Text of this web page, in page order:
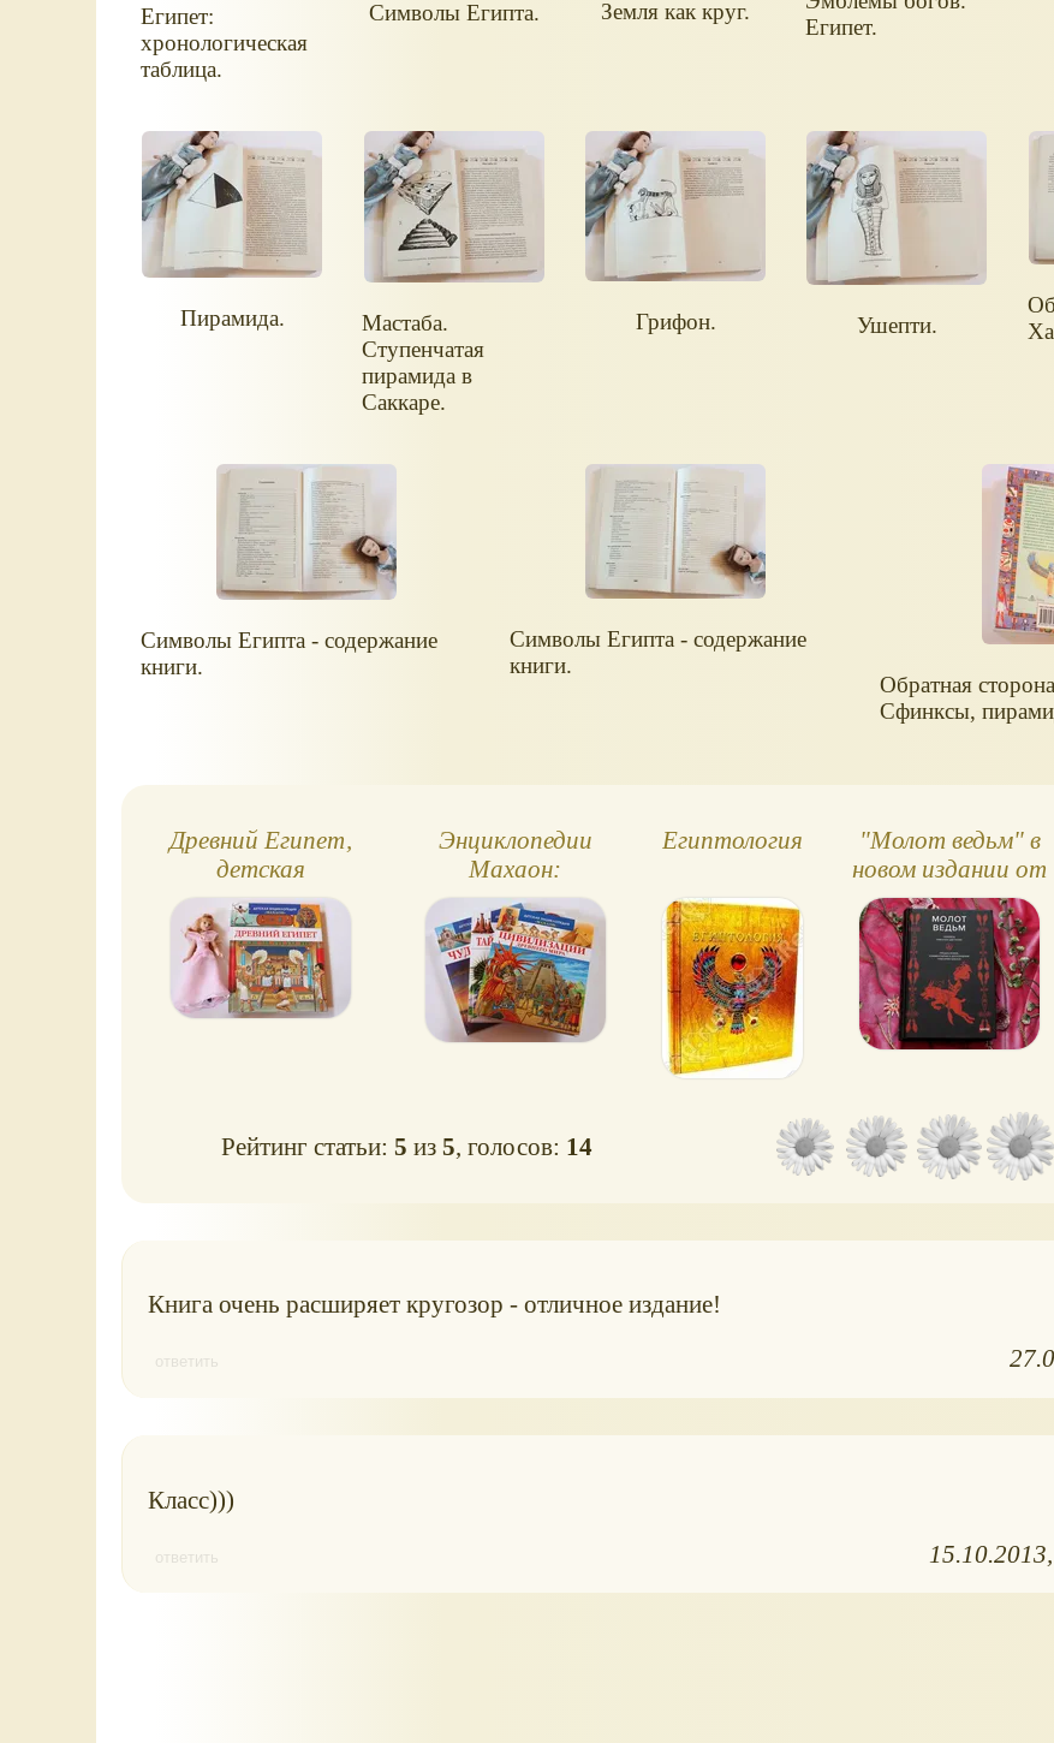
Египет:
хронологическая
таблица.
Символы Египта. Земля как круг.
Египет.
Пирамида.
Мастаба.
Ступенчатая
пирамида в
Саккаре.
Грифон. Ушепти.
Символы Египта - содержание
книги.
Символы Египта - содержание
книги.
Обратная
Сфинксы,
Древний Египет,
детская
энциклопедия
Махаон
Энциклопедии
Махаон:
Цивилизации,
Тайны природы,
Чудеса мира
Египтология
"Молот ведьм" в
новом издании от
МИФа (2023) -
обзор книги
Рейтинг статьи:5 из5, голосов: 14
Книга очень расширяет кругозор - отличное издание!
ответить
Класс)))
ответить 15.10.2013